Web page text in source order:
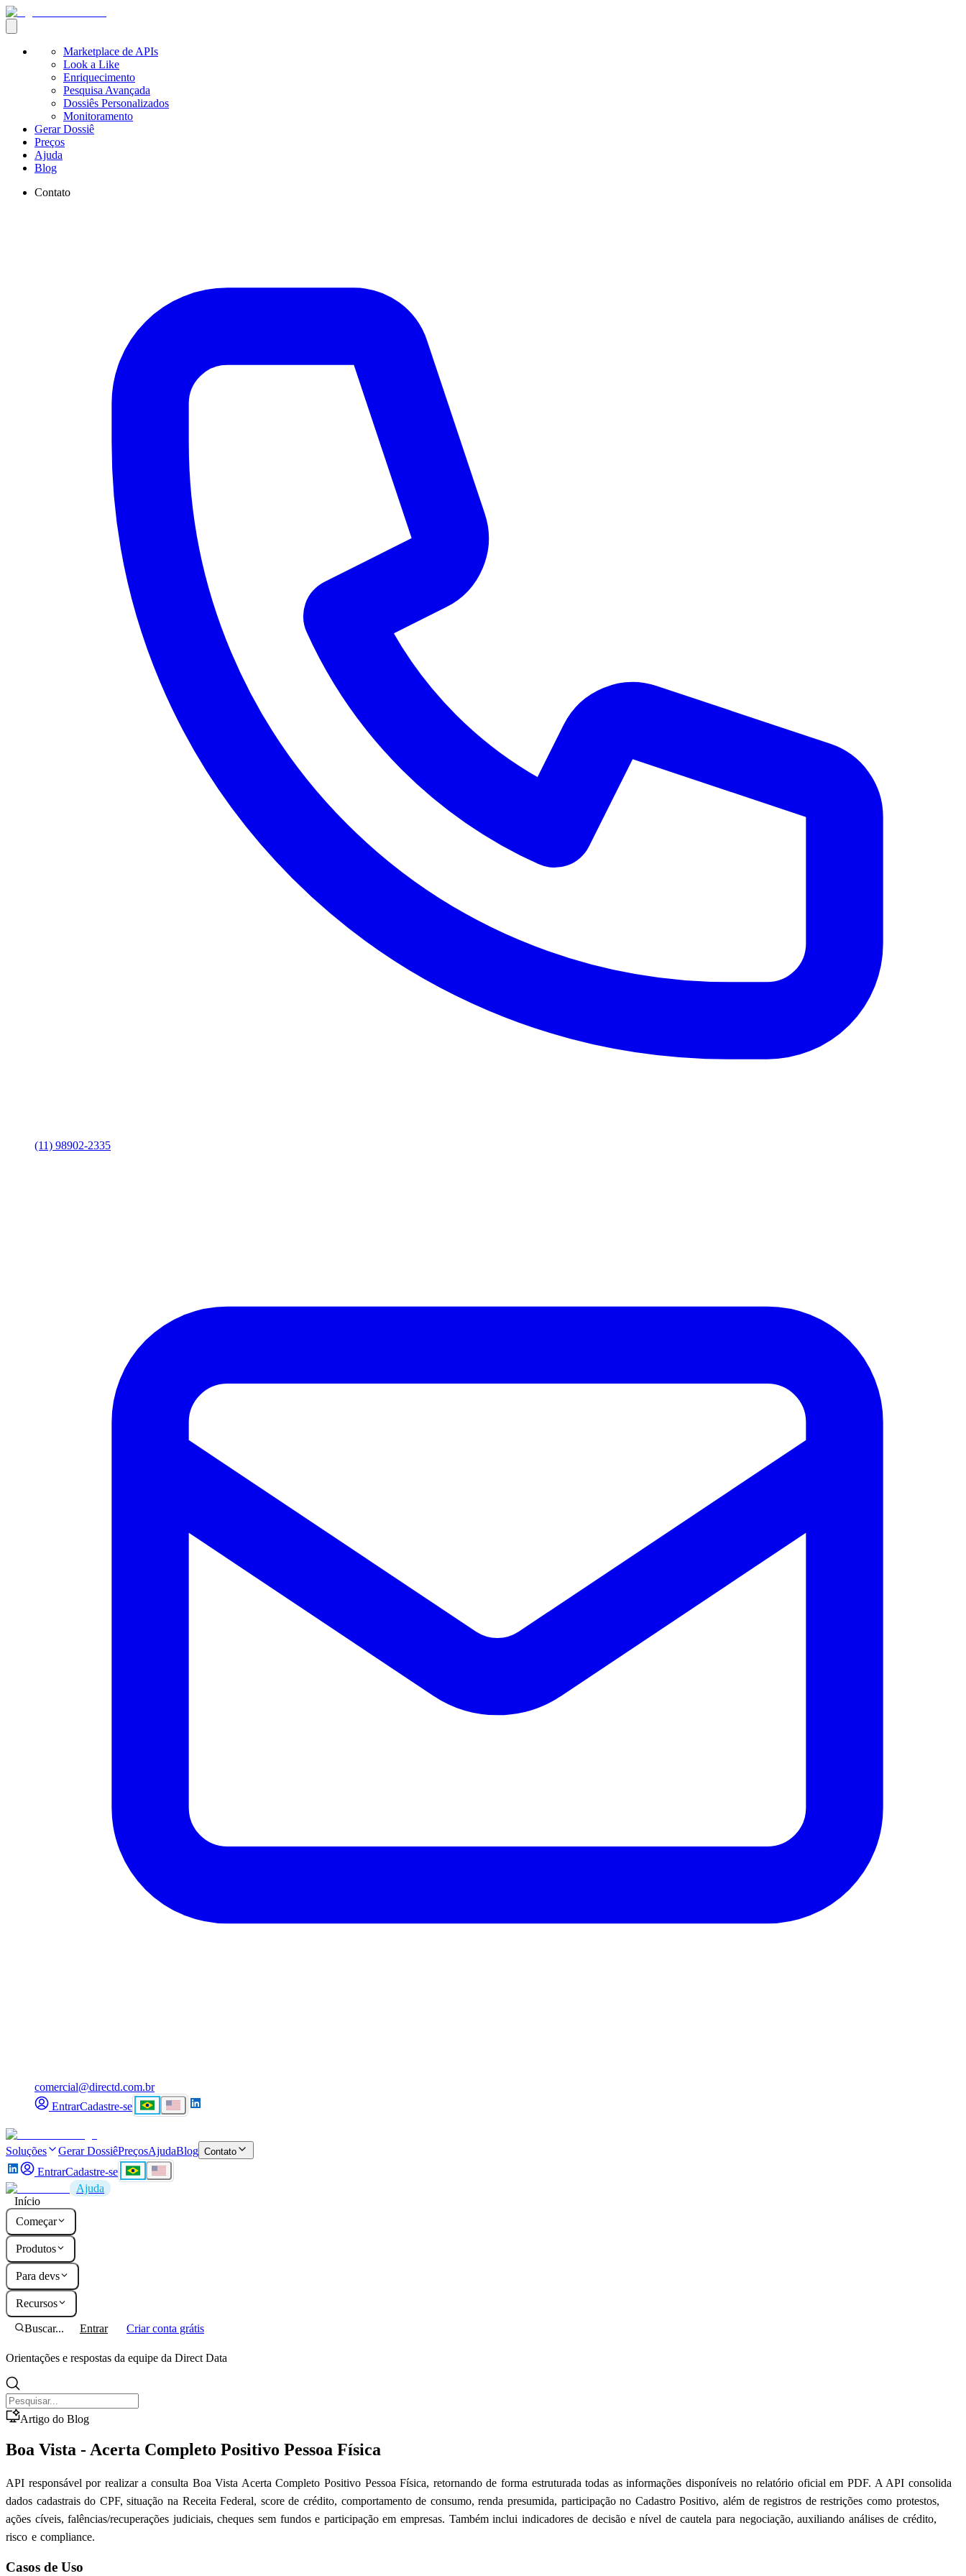
Marketplace de APIs
Look a Like
Enriquecimento
Pesquisa Avançada
Dossiês Personalizados
Monitoramento
Gerar Dossiê
Preços
Ajuda
Blog
Contato
(11) 98902-2335
comercial@directd.com.br
EntrarCadastre-se
Soluções Gerar DossiêPreçosAjudaBlog Contato
EntrarCadastre-se
Ajuda
Início
Começar
Produtos
Para devs
Recursos
Buscar... Entrar Criar conta grátis
Orientações e respostas da equipe da Direct Data
Artigo do Blog
Boa Vista - Acerta Completo Positivo Pessoa Física
API responsável por realizar a consulta Boa Vista Acerta Completo Positivo Pessoa Física, retornando de forma estruturada todas as informações disponíveis no relatório oficial em PDF. A API consolida
dados cadastrais do CPF, situação na Receita Federal, score de crédito, comportamento de consumo, renda presumida, participação no Cadastro Positivo, além de registros de restrições como protestos,
ações cíveis, falências/recuperações judiciais, cheques sem fundos e participação em empresas. Também inclui indicadores de decisão e nível de cautela para negociação, auxiliando análises de crédito,
risco e compliance.
Casos de Uso